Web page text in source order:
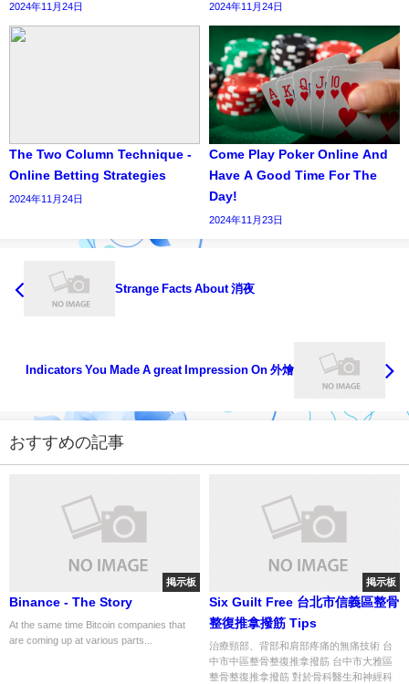
2024年11月24日 2024年11月24日
The Two Column Technique -
Online Betting Strategies
2024年11月24日
Come Play Poker Online And
Have A Good Time For The
Day!
2024年11月23日
Strange Facts About 消夜
Indicators You Made A great Impression On 外燴
おすすめの記事
掲示板
Binance - The Story
At the same time Bitcoin companies that
are coming up at various parts...
掲示板
Six Guilt Free 台北市信義區整骨
整復推拿撥筋 Tips
治療頸部、背部和肩部疼痛的無痛技術 台
中市中區整骨整復推拿撥筋 台中市大雅區
整骨整復推拿撥筋 對於骨科醫生和神經科